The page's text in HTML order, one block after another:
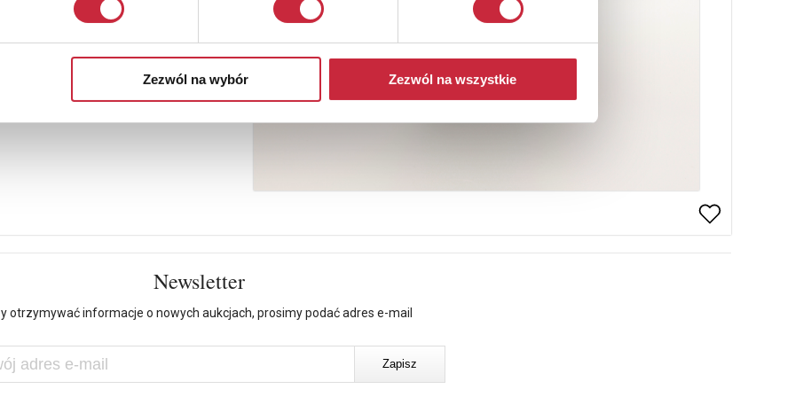
Zezwól na wybór Zezwól na wszystkie
Newsletter
otrzymywać informacje o nowych aukcjach, prosimy podać adres e-mail